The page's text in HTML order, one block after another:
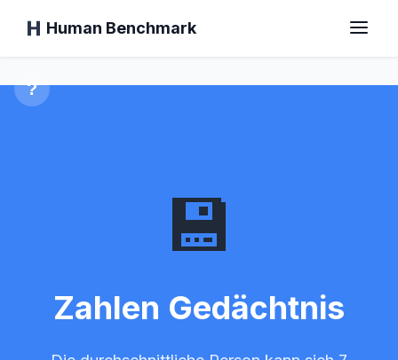
Human Benchmark
Schimpansen-Test
Tipp-Test
Zahlen Gedächtnis
?
💾
Zahlen Gedächtnis